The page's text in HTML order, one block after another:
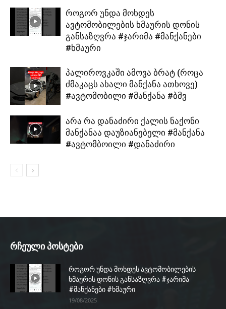
როგორ უნდა მოხდეს
ავტომობილების ხმაურის დონის
განსაზღვრა #ჯარიმა #მანქანები
#ხმაური
პალიროვკაში ამოვა ბრატ (როცა
ძმაკაცს ახალი მანქანა ათხოვე)
#ავტომობილი #მანქანა #ბმვ
არა რა დანაძირი ქალის ნაქონი
მანქანაა დაუზიანებელი #მანქანა
#ავტომბოილი #დანაძირი
რჩეული პოსტები
როგორ უნდა მოხდეს ავტომობილების
ხმაურის დონის განსაზღვრა #ჯარიმა
#მანქანები #ხმაური
19/08/2025